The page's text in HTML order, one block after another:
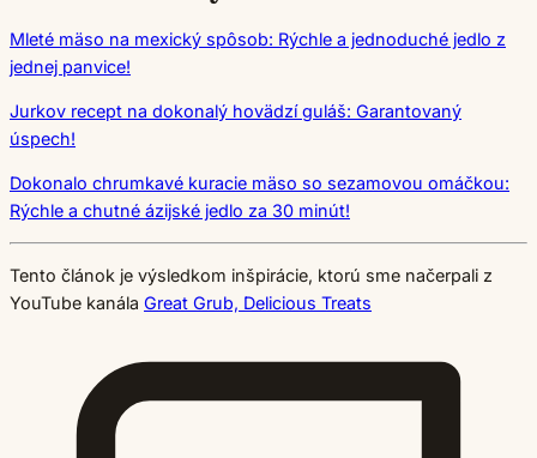
Mleté mäso na mexický spôsob: Rýchle a jednoduché jedlo z
jednej panvice!
Jurkov recept na dokonalý hovädzí guláš: Garantovaný
úspech!
Dokonalo chrumkavé kuracie mäso so sezamovou omáčkou:
Rýchle a chutné ázijské jedlo za 30 minút!
Tento článok je výsledkom inšpirácie, ktorú sme načerpali z
YouTube kanála Great Grub, Delicious Treats